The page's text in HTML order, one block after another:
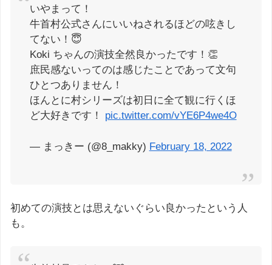
いやまって！
牛首村公式さんにいいねされるほどの呟きし
てない！😇
Koki ちゃんの演技全然良かったです！👏
庶民感ないってのは感じたことであって文句
ひとつありません！
ほんとに村シリーズは初日に全て観に行くほ
ど大好きです！ pic.twitter.com/vYE6P4we4O
— まっきー (@8_makky) February 18, 2022
初めての演技とは思えないぐらい良かったという人
も。